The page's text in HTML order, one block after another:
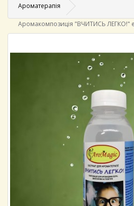
Ароматерапія
Аромакомпозиція "ВЧИТИСЬ ЛЕГКО!"